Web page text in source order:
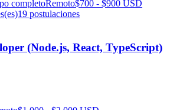
completoRemoto$700 - $900 USD
19 postulaciones
(Node.js, React, TypeScript)